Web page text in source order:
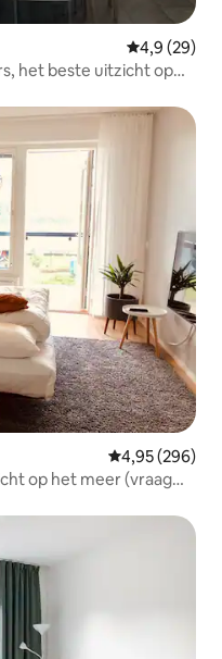
Gemiddelde
4,9 (29)
het beste uitzicht op
Gemiddelde
4,95 (296)
op het meer (vraag